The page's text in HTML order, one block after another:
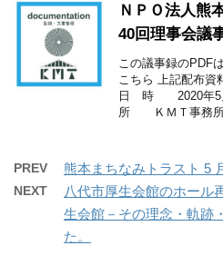
ＮＰＯ法人熊
40回理事会議
この議事録のPDF
こちら 上記配布
日 時 2020年5
所 ＫＭＴ事務所
PREV 熊本まちなみトラスト 5
NEXT
八代市厚生会館のホール
生会館－その理念・軌跡
た。